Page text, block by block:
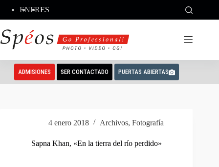
contenido
ENFRES
ADMISIONES SER CONTACTADO PUERTAS ABIERTAS
4 enero 2018 Archivos,Fotografía
Sapna Khan, «En la tierra del río perdido»